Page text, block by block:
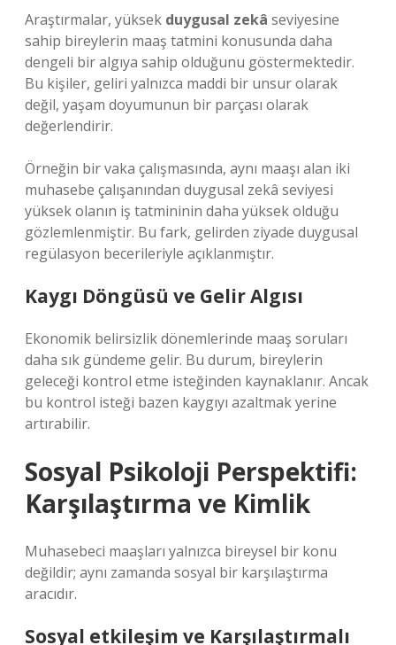
Araştırmalar, yüksek duygusal zekâ seviyesine
sahip bireylerin maaş tatmini konusunda daha
dengeli bir algıya sahip olduğunu göstermektedir.
Bu kişiler, geliri yalnızca maddi bir unsur olarak
değil, yaşam doyumunun bir parçası olarak
değerlendirir.
Örneğin bir vaka çalışmasında, aynı maaşı alan iki
muhasebe çalışanından duygusal zekâ seviyesi
yüksek olanın iş tatmininin daha yüksek olduğu
gözlemlenmiştir. Bu fark, gelirden ziyade duygusal
regülasyon becerileriyle açıklanmıştır.
Kaygı Döngüsü ve Gelir Algısı
Ekonomik belirsizlik dönemlerinde maaş soruları
daha sık gündeme gelir. Bu durum, bireylerin
geleceği kontrol etme isteğinden kaynaklanır. Ancak
bu kontrol isteği bazen kaygıyı azaltmak yerine
artırabilir.
Sosyal Psikoloji Perspektifi:
Karşılaştırma ve Kimlik
Muhasebeci maaşları yalnızca bireysel bir konu
değildir; aynı zamanda sosyal bir karşılaştırma
aracıdır.
Sosyal etkileşim ve Karşılaştırmalı